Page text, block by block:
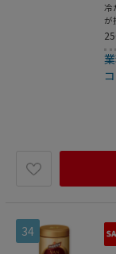
冷
が
日
ミ
油
34